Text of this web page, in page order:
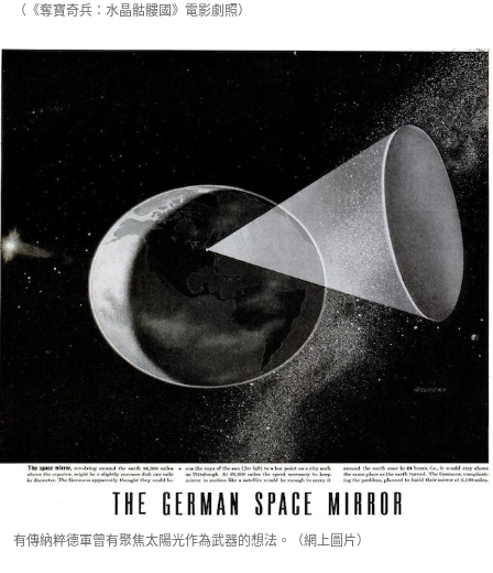
（《奪寶奇兵：水晶骷髏國》電影劇照）
有傳納粹德軍曾有聚焦太陽光作為武器的想法。（網上圖片）